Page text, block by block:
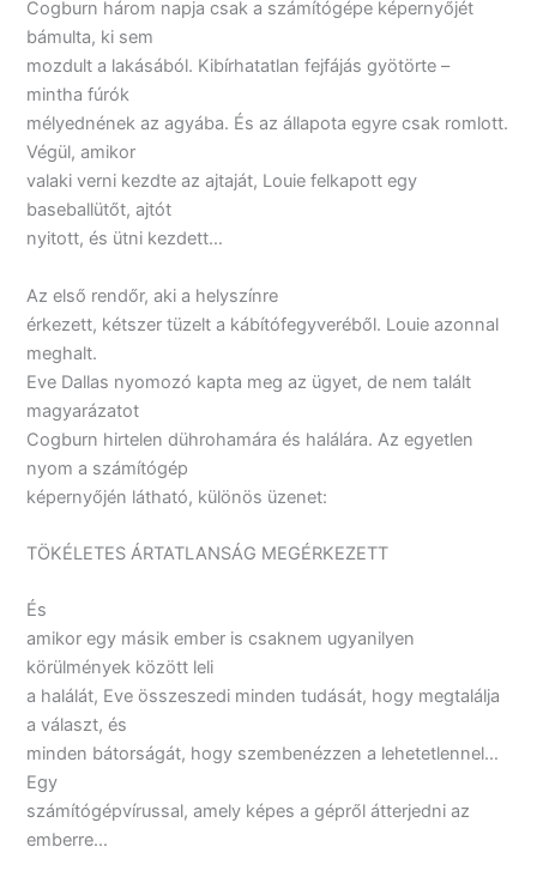
Cogburn három napja csak a számítógépe képernyőjét
bámulta, ki sem
mozdult a lakásából. Kibírhatatlan fejfájás gyötörte –
mintha fúrók
mélyednének az agyába. És az állapota egyre csak romlott.
Végül, amikor
valaki verni kezdte az ajtaját, Louie felkapott egy
baseballütőt, ajtót
nyitott, és ütni kezdett…
Az első rendőr, aki a helyszínre
érkezett, kétszer tüzelt a kábítófegyveréből. Louie azonnal
meghalt.
Eve Dallas nyomozó kapta meg az ügyet, de nem talált
magyarázatot
Cogburn hirtelen dührohamára és halálára. Az egyetlen
nyom a számítógép
képernyőjén látható, különös üzenet:
TÖKÉLETES ÁRTATLANSÁG MEGÉRKEZETT
És
amikor egy másik ember is csaknem ugyanilyen
körülmények között leli
a halálát, Eve összeszedi minden tudását, hogy megtalálja
a választ, és
minden bátorságát, hogy szembenézzen a lehetetlennel…
Egy
számítógépvírussal, amely képes a gépről átterjedni az
emberre…